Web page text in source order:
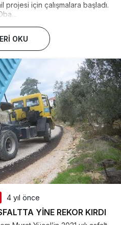
için çalışmalara başladı.
OKU
4 yıl önce
YİNE REKOR KIRDI